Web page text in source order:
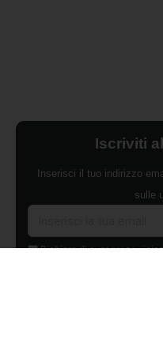
Iscriviti
Inserisci il tuo indirizzo
sulle
Dichiaro di aver preso